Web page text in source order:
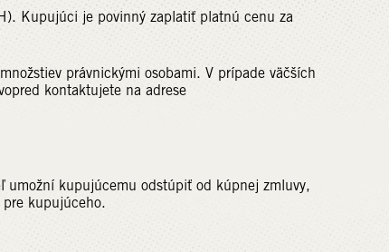
Kupujúci je povinný zaplatiť platnú cenu za
právnickými osobami. V prípade väčších
kontaktujete na adrese
umožní kupujúcemu odstúpiť od kúpnej zmluvy,
kupujúceho.